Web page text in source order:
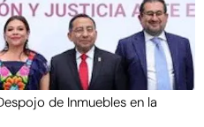
de Inmuebles en la